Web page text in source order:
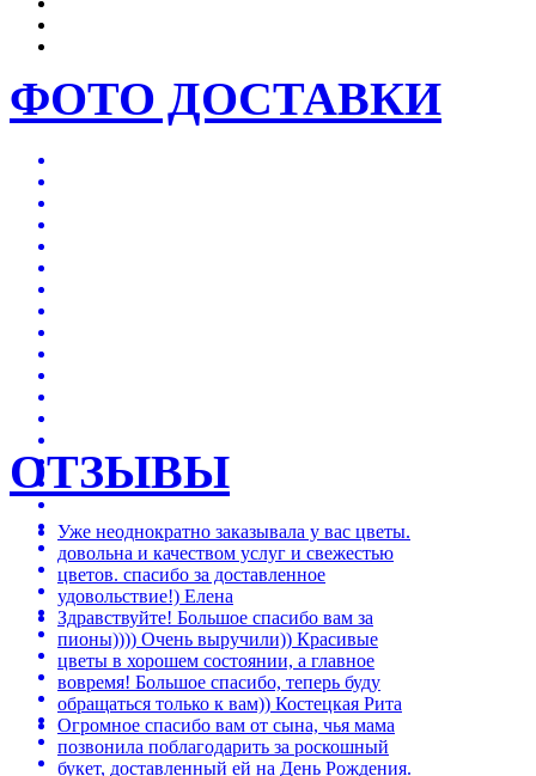
ФОТО ДОСТАВКИ
ОТЗЫВЫ
Уже неоднократно заказывала у вас цветы.
довольна и качеством услуг и свежестью
цветов. спасибо за доставленное
удовольствие!) Елена
Здравствуйте! Большое спасибо вам за
пионы)))) Очень выручили)) Красивые
цветы в хорошем состоянии, а главное
вовремя! Большое спасибо, теперь буду
обращаться только к вам)) Костецкая Рита
Огромное спасибо вам от сына, чья мама
позвонила поблагодарить за роскошный
букет, доставленный ей на День Рождения.